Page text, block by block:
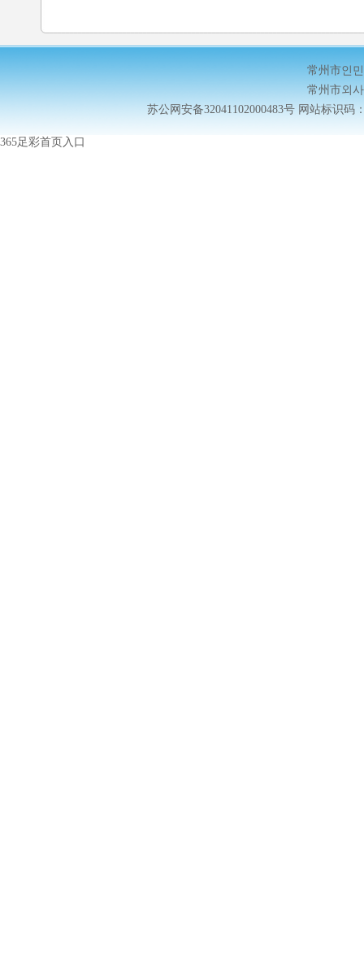
常州市인
常州市외
苏公网安备32041102000483号网站标识码
365足彩首页入口